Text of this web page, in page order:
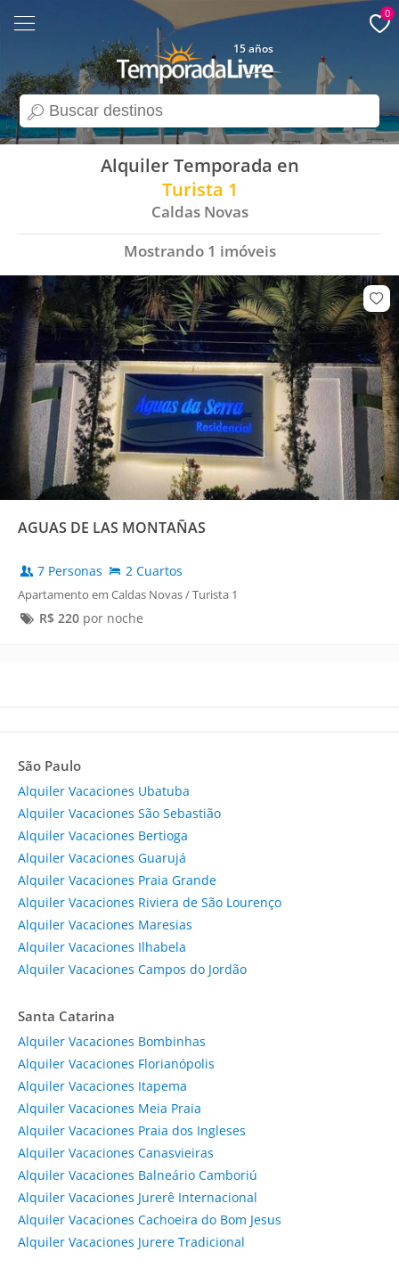
search
15 años
0
Alquiler Temporada en
Turista 1
Caldas Novas
Mostrando 1 imóveis
AGUAS DE LAS MONTAÑAS
7 Personas 2 Cuartos
Apartamento em Caldas Novas / Turista 1
R$ 220por noche
São Paulo
Alquiler Vacaciones Ubatuba
Alquiler Vacaciones São Sebastião
Alquiler Vacaciones Bertioga
Alquiler Vacaciones Guarujá
Alquiler Vacaciones Praia Grande
Alquiler Vacaciones Riviera de São Lourenço
Alquiler Vacaciones Maresias
Alquiler Vacaciones Ilhabela
Alquiler Vacaciones Campos do Jordão
Santa Catarina
Alquiler Vacaciones Bombinhas
Alquiler Vacaciones Florianópolis
Alquiler Vacaciones Itapema
Alquiler Vacaciones Meia Praia
Alquiler Vacaciones Praia dos Ingleses
Alquiler Vacaciones Canasvieiras
Alquiler Vacaciones Balneário Camboriú
Alquiler Vacaciones Jurerê Internacional
Alquiler Vacaciones Cachoeira do Bom Jesus
Alquiler Vacaciones Jurere Tradicional